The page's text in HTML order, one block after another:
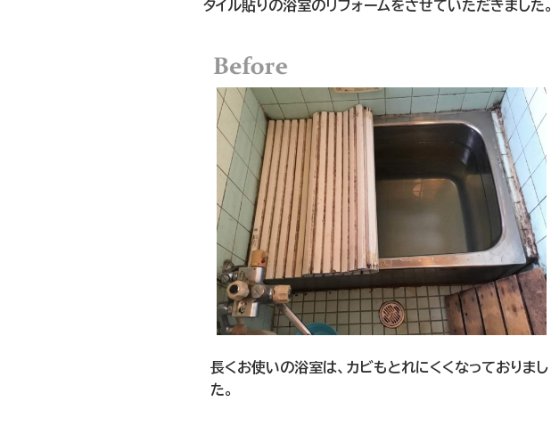
タイル貼りの浴室のリフォームをさせていただきました。
長くお使いの浴室は、カビもとれにくくなっておりまし
た。